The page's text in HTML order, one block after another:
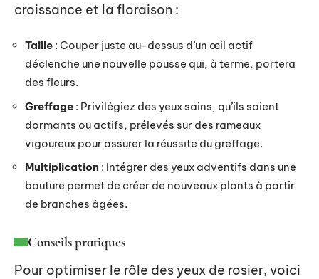
croissance et la floraison :
Taille : Couper juste au-dessus d’un œil actif
déclenche une nouvelle pousse qui, à terme, portera
des fleurs.
Greffage : Privilégiez des yeux sains, qu’ils soient
dormants ou actifs, prélevés sur des rameaux
vigoureux pour assurer la réussite du greffage.
Multiplication : Intégrer des yeux adventifs dans une
bouture permet de créer de nouveaux plants à partir
de branches âgées.
Conseils pratiques
Pour optimiser le rôle des yeux de rosier, voici